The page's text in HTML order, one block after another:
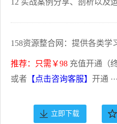
12 实战案例分享、剖析以及
158资源整合网：提供各类学
推荐：只需￥98 充值开通（
或者 【点击咨询客服】 开通
立即下载